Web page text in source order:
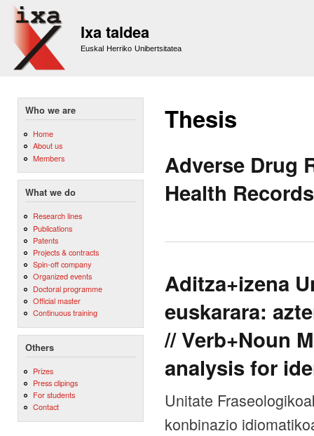
Ixa taldea
Euskal Herriko Unibertsitatea
Who we are
Home
About us
Members
What we do
Research lines
Publications
Patents
Projects & contracts
Spin-off company
Organized events
Doctoral programme
Official master
Continuous training
Others
Prizes
Press clipings
For students
Contact
Thesis
Adverse Drug
Health
Aditza+izena
euskarara:
// Verb+Noun
analysis for
Unitate
konbinazio